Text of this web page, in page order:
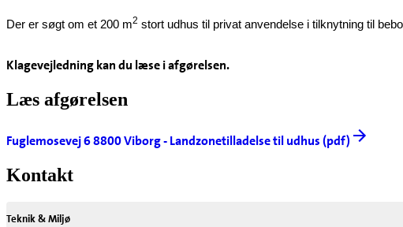
Der er søgt om et 200 m2 stort udhus til privat anvendelse i tilknytning til
Klagevejledning kan du læse i afgørelsen.
Læs afgørelsen
Fuglemosevej 6 8800 Viborg - Landzonetilladelse til udhus (pdf)
Kontakt
Teknik & Miljø